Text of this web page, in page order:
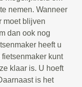
nemen. Wanneer
moet blijven
dan ook nog
heeft u
kunt
klaar is. U hoeft
is het